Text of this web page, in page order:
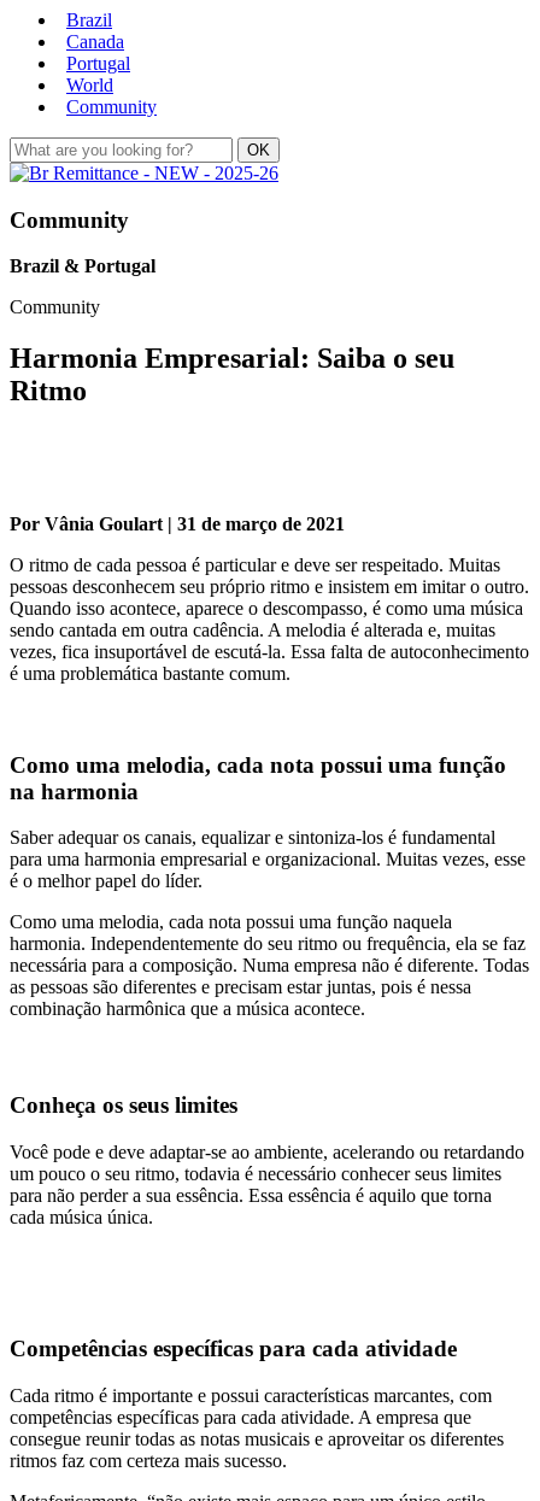
Brazil
Canada
Portugal
World
Community
Community
Brazil & Portugal
Community
Harmonia Empresarial: Saiba o seu
Ritmo
Por Vânia Goulart | 31 de março de 2021
O ritmo de cada pessoa é particular e deve ser respeitado. Muitas
pessoas desconhecem seu próprio ritmo e insistem em imitar o outro.
Quando isso acontece, aparece o descompasso, é como uma música
sendo cantada em outra cadência. A melodia é alterada e, muitas
vezes, fica insuportável de escutá-la. Essa falta de autoconhecimento
é uma problemática bastante comum.
Como uma melodia, cada nota possui uma função
na harmonia
Saber adequar os canais, equalizar e sintoniza-los é fundamental
para uma harmonia empresarial e organizacional. Muitas vezes, esse
é o melhor papel do líder.
Como uma melodia, cada nota possui uma função naquela
harmonia. Independentemente do seu ritmo ou frequência, ela se faz
necessária para a composição. Numa empresa não é diferente. Todas
as pessoas são diferentes e precisam estar juntas, pois é nessa
combinação harmônica que a música acontece.
Conheça os seus limites
Você pode e deve adaptar-se ao ambiente, acelerando ou retardando
um pouco o seu ritmo, todavia é necessário conhecer seus limites
para não perder a sua essência. Essa essência é aquilo que torna
cada música única.
Competências específicas para cada atividade
Cada ritmo é importante e possui características marcantes, com
competências específicas para cada atividade. A empresa que
consegue reunir todas as notas musicais e aproveitar os diferentes
ritmos faz com certeza mais sucesso.